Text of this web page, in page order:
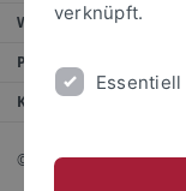
Weitere Angebote
Portale
Kontaktinfo
© 2026 Eberhard Karls
verknüpft.
Essentiell